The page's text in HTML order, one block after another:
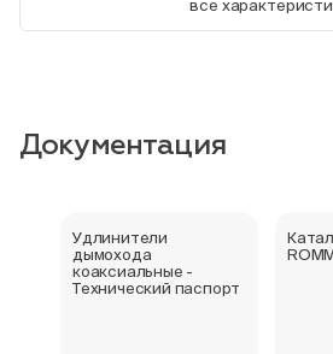
все
Документация
Удлинители
дымохода
коаксиальные -
Технический паспорт